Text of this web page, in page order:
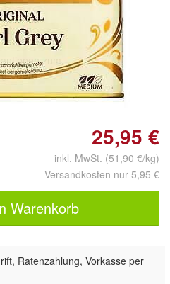
zum
25,95 €
inkl. MwSt. (51,90 €/kg)
Versandkosten nur 5,95 €
Warenkorb
Ratenzahlung, Vorkasse per